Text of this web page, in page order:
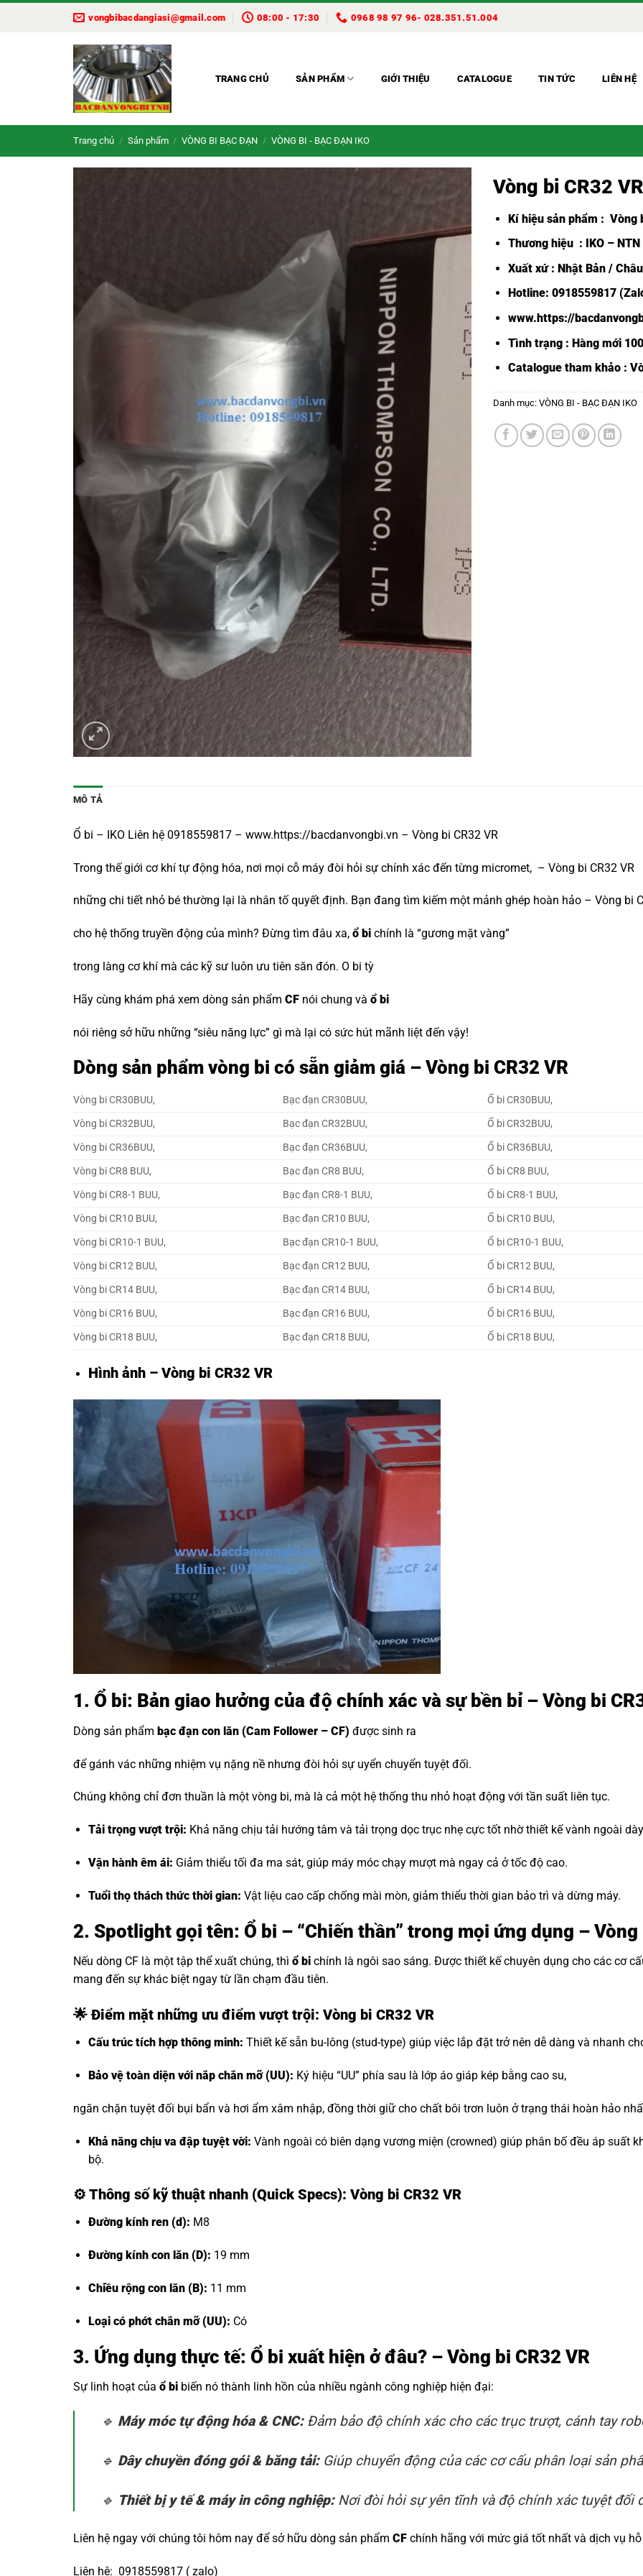
vongbibacdangiasi@gmail.com 08:00 - 17:30 0968 98 97 96- 028.351.51.004
TRANG CHỦ SẢN PHẨM GIỚI THIỆU CATALOGUE TIN TỨC LIÊN HỆ
Trang chủ / Sản phẩm / VÒNG BI BẠC ĐẠN / VÒNG BI - BẠC ĐẠN IKO
Vòng bi CR32 VR
Kí hiệu sản phẩm : Vòng
Thương hiệu : IKO – NTN
Xuất xứ : Nhật Bản /
Hotline: 0918559817
www.https://
Tình trạng : Hàng mới
Catalogue tham khảo :
Danh mục: VÒNG BI - BẠC ĐẠN IKO
MÔ TẢ
Ổ bi – IKO Liên hệ 0918559817 – www.https://bacdanvongbi.vn – Vòng bi CR32 VR
Trong thế giới cơ khí tự động hóa, nơi mọi cỗ máy đòi hỏi sự chính xác đến từng micromet, – Vòng bi CR32 VR
những chi tiết nhỏ bé thường lại là nhân tố quyết định. Bạn đang tìm kiếm một mảnh ghép hoàn hảo – Vòng bi
cho hệ thống truyền động của mình? Đừng tìm đâu xa, ổ bi chính là “gương mặt vàng”
trong làng cơ khí mà các kỹ sư luôn ưu tiên săn đón. O bi tỳ
Hãy cùng khám phá xem dòng sản phẩm CF nói chung và ổ bi
nói riêng sở hữu những “siêu năng lực” gì mà lại có sức hút mãnh liệt đến vậy!
Dòng sản phẩm vòng bi có sẵn giảm giá – Vòng bi CR32 VR
Vòng bi CR30BUU, Bạc đạn CR30BUU,
Ổ bi CR30BUU,
Vòng bi CR32BUU,
Bạc đạn CR32BUU,
Ổ bi CR32BUU,
Vòng bi CR36BUU,
Bạc đạn CR36BUU,
Ổ bi CR36BUU,
Vòng bi CR8 BUU,
Bạc đạn CR8 BUU,
Ổ bi CR8 BUU,
Vòng bi CR8-1 BUU,
Bạc đạn CR8-1 BUU,
Ổ bi CR8-1 BUU,
Vòng bi CR10 BUU,
Bạc đạn CR10 BUU,
Ổ bi CR10 BUU,
Vòng bi CR10-1 BUU,
Bạc đạn CR10-1 BUU,
Ổ bi CR10-1 BUU,
Vòng bi CR12 BUU,
Bạc đạn CR12 BUU,
Ổ bi CR12 BUU,
Vòng bi CR14 BUU,
Bạc đạn CR14 BUU,
Ổ bi CR14 BUU,
Vòng bi CR16 BUU,
Bạc đạn CR16 BUU,
Ổ bi CR16 BUU,
Vòng bi CR18 BUU,
Bạc đạn CR18 BUU, Ổ bi CR18 BUU,
Hình ảnh – Vòng bi CR32 VR
1. Ổ bi: Bản giao hưởng của độ chính xác và sự bền bỉ – Vòng bi
Dòng sản phẩm bạc đạn con lăn (Cam Follower – CF) được sinh ra
để gánh vác những nhiệm vụ nặng nề nhưng đòi hỏi sự uyển chuyển tuyệt đối.
Chúng không chỉ đơn thuần là một vòng bi, mà là cả một hệ thống thu nhỏ hoạt động với tần suất liên tục.
Tải trọng vượt trội: Khả năng chịu tải hướng tâm và tải trọng dọc trục nhẹ cực tốt nhờ thiết kế vành ngoài
Vận hành êm ái: Giảm thiểu tối đa ma sát, giúp máy móc chạy mượt mà ngay cả ở tốc độ cao.
Tuổi thọ thách thức thời gian: Vật liệu cao cấp chống mài mòn, giảm thiểu thời gian bảo trì và dừng máy.
2. Spotlight gọi tên: Ổ bi – “Chiến thần” trong mọi ứng dụng – Vòng
Nếu dòng CF là một tập thể xuất chúng, thì ổ bi chính là ngôi sao sáng. Được thiết kế chuyên dụng cho các cơ
mang đến sự khác biệt ngay từ lần chạm đầu tiên.
🌟 Điểm mặt những ưu điểm vượt trội: Vòng bi CR32 VR
Cấu trúc tích hợp thông minh: Thiết kế sẵn bu-lông (stud-type) giúp việc lắp đặt trở nên dễ dàng và nhanh
Bảo vệ toàn diện với nắp chắn mỡ (UU): Ký hiệu “UU” phía sau là lớp áo giáp kép bằng cao su,
ngăn chặn tuyệt đối bụi bẩn và hơi ẩm xâm nhập, đồng thời giữ cho chất bôi trơn luôn ở trạng thái hoàn hảo
Khả năng chịu va đập tuyệt vời: Vành ngoài có biên dạng vương miện (crowned) giúp phân bố đều áp suất
bộ.
⚙️ Thông số kỹ thuật nhanh (Quick Specs): Vòng bi CR32 VR
Đường kính ren (d): M8
Đường kính con lăn (D): 19 mm
Chiều rộng con lăn (B): 11 mm
Loại có phớt chắn mỡ (UU): Có
3. Ứng dụng thực tế: Ổ bi xuất hiện ở đâu? – Vòng bi CR32 VR
Sự linh hoạt của ổ bi biến nó thành linh hồn của nhiều ngành công nghiệp hiện đại:
🔹 Máy móc tự động hóa & CNC:Đảm bảo độ chính xác cho các trục trượt, cánh tay
🔹 Dây chuyền đóng gói & băng tải:Giúp chuyển động của các cơ cấu phân loại sản
🔹 Thiết bị y tế & máy in công nghiệp:Nơi đòi hỏi sự yên tĩnh và độ chính xác tuyệt đối
Liên hệ ngay với chúng tôi hôm nay để sở hữu dòng sản phẩm CF chính hãng với mức giá tốt nhất và dịch vụ
Liên hệ: 0918559817 ( zalo)